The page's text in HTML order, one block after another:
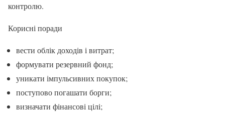
контролю.
Корисні поради
вести облік доходів і витрат;
формувати резервний фонд;
уникати імпульсивних покупок;
поступово погашати борги;
визначати фінансові цілі;